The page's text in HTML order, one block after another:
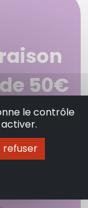
50€
les articles
le contrôle
refuser